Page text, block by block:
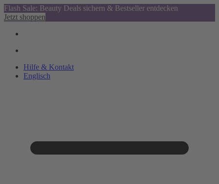
Flash Sale: Beauty Deals sichern & Bestseller entdecken
Jetzt shoppen
Hilfe & Kontakt
Englisch